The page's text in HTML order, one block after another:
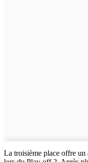
La troisième place offre un